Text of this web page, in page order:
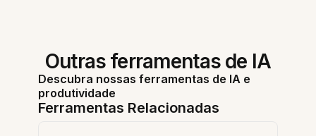
Outras ferramentas de IA
Descubra nossas ferramentas de IA e
produtividade
Ferramentas Relacionadas